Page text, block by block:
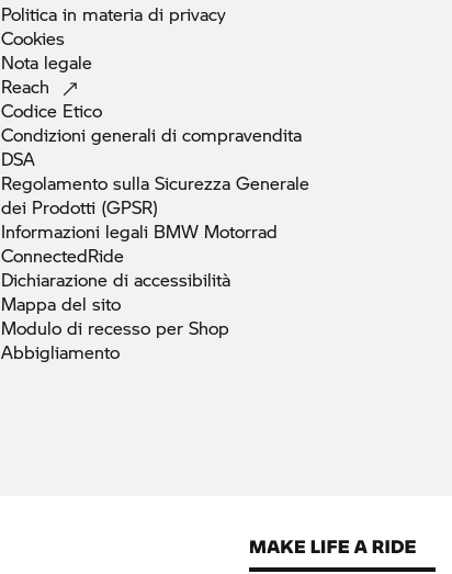
Politica in materia di privacy
Cookies
Nota legale
Reach
Codice Etico
Condizioni generali di compravendita
DSA
Regolamento sulla Sicurezza Generale
dei Prodotti (GPSR)
Informazioni legali BMW Motorrad
ConnectedRide
Dichiarazione di accessibilità
Mappa del sito
Modulo di recesso per Shop
Abbigliamento